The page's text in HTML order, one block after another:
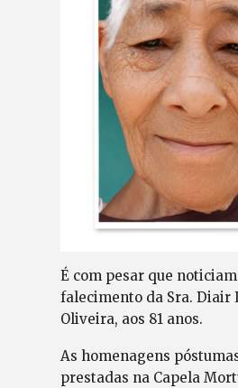
É com pesar que
falecimento da Sra. Diair
Oliveira, aos 81 anos.
As homenagens
prestadas na Capela